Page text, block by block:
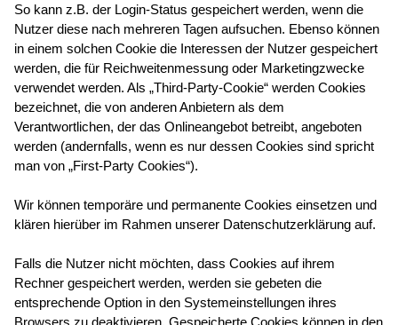
So kann z.B. der Login-Status gespeichert werden, wenn die
Nutzer diese nach mehreren Tagen aufsuchen. Ebenso können
in einem solchen Cookie die Interessen der Nutzer gespeichert
werden, die für Reichweitenmessung oder Marketingzwecke
verwendet werden. Als „Third-Party-Cookie“ werden Cookies
bezeichnet, die von anderen Anbietern als dem
Verantwortlichen, der das Onlineangebot betreibt, angeboten
werden (andernfalls, wenn es nur dessen Cookies sind spricht
man von „First-Party Cookies“).
Wir können temporäre und permanente Cookies einsetzen und
klären hierüber im Rahmen unserer Datenschutzerklärung auf.
Falls die Nutzer nicht möchten, dass Cookies auf ihrem
Rechner gespeichert werden, werden sie gebeten die
entsprechende Option in den Systemeinstellungen ihres
Browsers zu deaktivieren. Gespeicherte Cookies können in den